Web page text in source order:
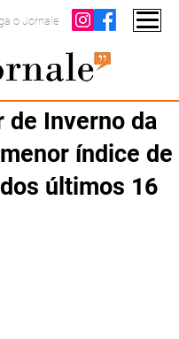
o Jornale
de Inverno da
índice de
últimos 16